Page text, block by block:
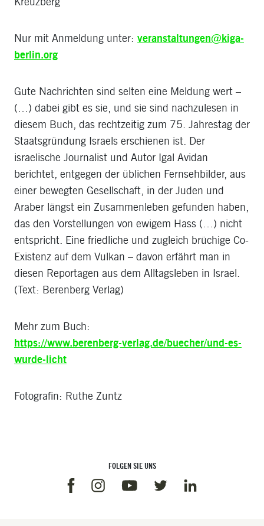
Nur mit Anmeldung unter: veranstaltungen@kiga-
berlin.org
Gute Nachrichten sind selten eine Meldung wert –
(…) dabei gibt es sie, und sie sind nachzulesen in
diesem Buch, das rechtzeitig zum 75. Jahrestag der
Staatsgründung Israels erschienen ist. Der
israelische Journalist und Autor Igal Avidan
berichtet, entgegen der üblichen Fernsehbilder, aus
einer bewegten Gesellschaft, in der Juden und
Araber längst ein Zusammenleben gefunden haben,
das den Vorstellungen von ewigem Hass (…) nicht
entspricht. Eine friedliche und zugleich brüchige Co-
Existenz auf dem Vulkan – davon erfährt man in
diesen Reportagen aus dem Alltagsleben in Israel.
(Text: Berenberg Verlag)
Mehr zum Buch:
https://www.berenberg-verlag.de/buecher/und-es-
wurde-licht
Fotografin: Ruthe Zuntz
FOLGEN SIE UNS
FacebookInstagramYoutubeTwitterLinkedin